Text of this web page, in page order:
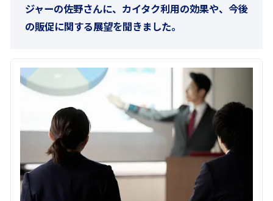
ジャーの佐野さんに、カイタク利用の効果や、今後
の販促に関する展望を聞きました。